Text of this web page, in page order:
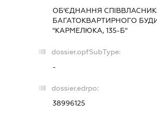
ОБ'ЄДНАННЯ
БАГАТОКВАРТИРНОГО
"КАРМЕЛЮКА, 135-Б"
dossier.opfSubType:
-
dossier.edrpo:
38996125